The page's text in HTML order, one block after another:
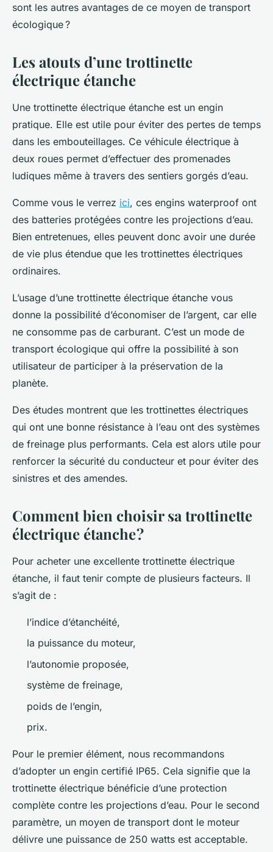
sont les autres avantages de ce moyen de transport
écologique ?
Les atouts d’une trottinette
électrique étanche
Une trottinette électrique étanche est un engin
pratique. Elle est utile pour éviter des pertes de temps
dans les embouteillages. Ce véhicule électrique à
deux roues permet d’effectuer des promenades
ludiques même à travers des sentiers gorgés d’eau.
Comme vous le verrez ici, ces engins waterproof ont
des batteries protégées contre les projections d’eau.
Bien entretenues, elles peuvent donc avoir une durée
de vie plus étendue que les trottinettes électriques
ordinaires.
L’usage d’une trottinette électrique étanche vous
donne la possibilité d’économiser de l’argent, car elle
ne consomme pas de carburant. C’est un mode de
transport écologique qui offre la possibilité à son
utilisateur de participer à la préservation de la
planète.
Des études montrent que les trottinettes électriques
qui ont une bonne résistance à l’eau ont des systèmes
de freinage plus performants. Cela est alors utile pour
renforcer la sécurité du conducteur et pour éviter des
sinistres et des amendes.
Comment bien choisir sa trottinette
électrique étanche ?
Pour acheter une excellente trottinette électrique
étanche, il faut tenir compte de plusieurs facteurs. Il
s’agit de :
l’indice d’étanchéité,
la puissance du moteur,
l’autonomie proposée,
système de freinage,
poids de l’engin,
prix.
Pour le premier élément, nous recommandons
d’adopter un engin certifié IP65. Cela signifie que la
trottinette électrique bénéficie d’une protection
complète contre les projections d’eau. Pour le second
paramètre, un moyen de transport dont le moteur
délivre une puissance de 250 watts est acceptable.